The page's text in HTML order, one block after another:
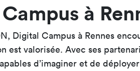
à
Digital Campus à Rennes
est valorisée. Avec ses
d’imaginer et de